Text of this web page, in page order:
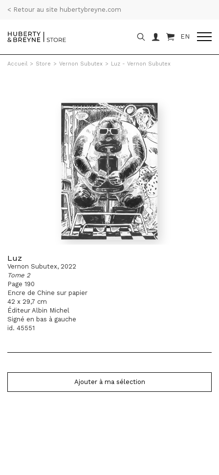
< Retour au site hubertybreyne.com
EN
Accueil > Store > Vernon Subutex > Luz - Vernon Subutex
Luz
Vernon Subutex, 2022
Tome 2
Page 190
Encre de Chine sur papier
42 x 29,7 cm
Éditeur Albin Michel
Signé en bas à gauche
id. 45551
Ajouter à ma sélection